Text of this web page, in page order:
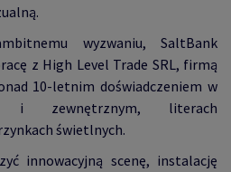
wyzwaniu, SaltBank
z High Level Trade SRL, firmą
10-letnim doświadczeniem w
i zewnętrznym, literach
świetlnych.
innowacyjną scenę, instalację